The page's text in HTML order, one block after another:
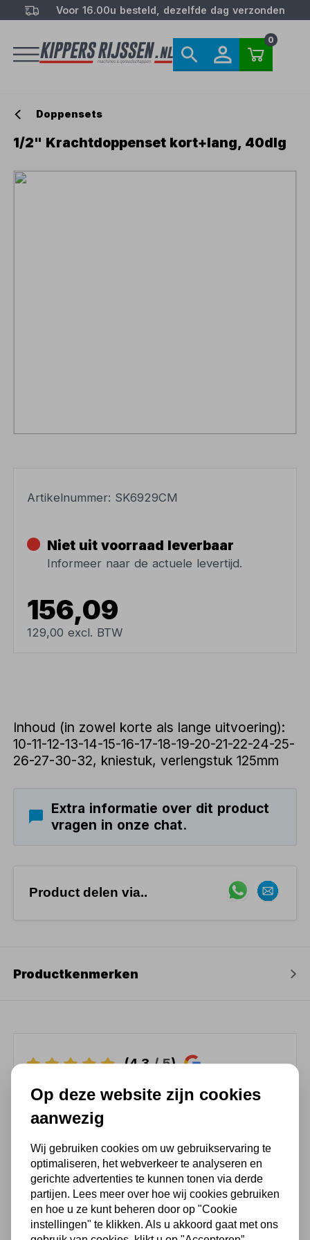
Voor 16.00u besteld, dezelfde dag verzonden
0
Doppensets
1/2" Krachtdoppenset kort+lang, 40dlg
Artikelnummer: SK6929CM
Niet uit voorraad leverbaar
Informeer naar de actuele levertijd.
156,09
129,00 excl. BTW
Inhoud (in zowel korte als lange uitvoering):
10-11-12-13-14-15-16-17-18-19-20-21-22-24-25-
26-27-30-32, kniestuk, verlengstuk 125mm
Extra informatie over dit product
vragen in onze chat.
Product delen via..
Productkenmerken
(4,3/ 5)
Chat met ons van 9:00 tot 21:00 !
Voor 16.00 u besteld, dezelfde dag
(Technische) Vragen ? Bel ons +31
548 51 75 75
1.500 m2 winkel in Rijssen !
Twents familiebedrijf sinds 1992 !
Op deze website zijn cookies
aanwezig
Wij gebruiken cookies om uw gebruikservaring te
optimaliseren, het webverkeer te analyseren en
gerichte advertenties te kunnen tonen via derde
partijen. Lees meer over hoe wij cookies gebruiken
en hoe u ze kunt beheren door op "Cookie
instellingen" te klikken. Als u akkoord gaat met ons